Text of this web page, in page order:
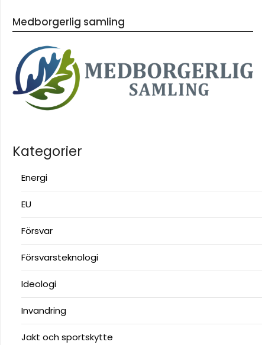
Medborgerlig samling
Kategorier
Energi
EU
Försvar
Försvarsteknologi
Ideologi
Invandring
Jakt och sportskytte